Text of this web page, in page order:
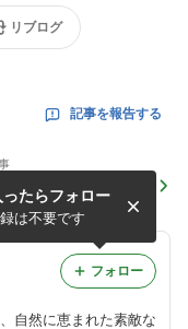
リブログ
記事を報告する
でのロケフォト撮影
ダグラス滞在者用ロ
トプラン】
自然に恵まれた素敵な
たらフォロー
は不要です
フォロー